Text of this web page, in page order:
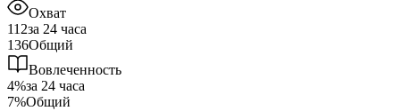
Охват
112за 24 часа
136Общий
Вовлеченность
4%за 24 часа
7%Общий